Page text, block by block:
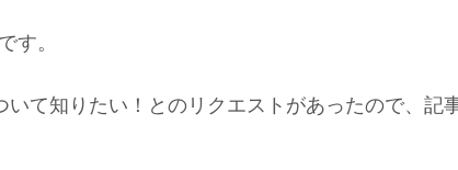
す。
て知りたい！とのリクエストがあったので、記